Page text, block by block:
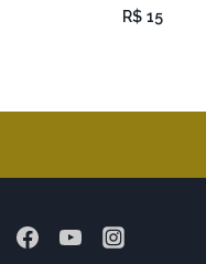
R$ 15